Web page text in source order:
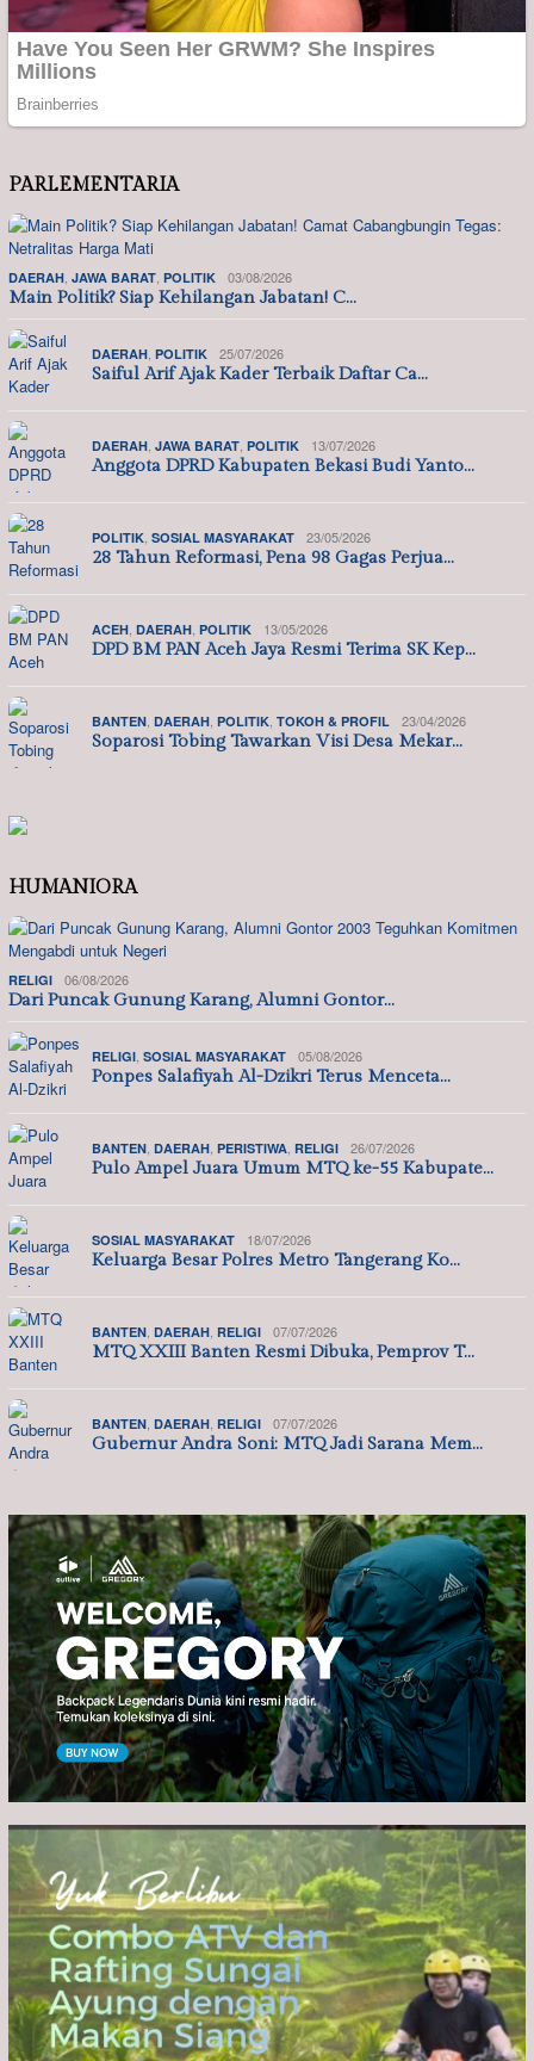
PARLEMENTARIA
DAERAH JAWA BARAT POLITIK 03/08/2026
Main Politik? Siap Kehilangan Jabatan! C…
DAERAH POLITIK 25/07/2026
Saiful Arif Ajak Kader Terbaik Daftar Ca…
DAERAH JAWA BARAT POLITIK 13/07/2026
Anggota DPRD Kabupaten Bekasi Budi Yanto…
POLITIK SOSIAL MASYARAKAT 23/05/2026
28 Tahun Reformasi, Pena 98 Gagas Perjua…
ACEH DAERAH POLITIK 13/05/2026
DPD BM PAN Aceh Jaya Resmi Terima SK Kep…
BANTEN DAERAH POLITIK TOKOH & PROFIL 23/04/2026
Soparosi Tobing Tawarkan Visi Desa Mekar…
HUMANIORA
RELIGI 06/08/2026
Dari Puncak Gunung Karang, Alumni Gontor…
RELIGI, SOSIAL MASYARAKAT 05/08/2026
Ponpes Salafiyah Al-Dzikri Terus Menceta…
BANTEN, DAERAH, PERISTIWA, RELIGI 26/07/2026
Pulo Ampel Juara Umum MTQ ke-55 Kabupate…
SOSIAL MASYARAKAT 18/07/2026
Keluarga Besar Polres Metro Tangerang Ko…
BANTEN, DAERAH, RELIGI 07/07/2026
MTQ XXIII Banten Resmi Dibuka, Pemprov T…
BANTEN, DAERAH, RELIGI 07/07/2026
Gubernur Andra Soni: MTQ Jadi Sarana Mem…